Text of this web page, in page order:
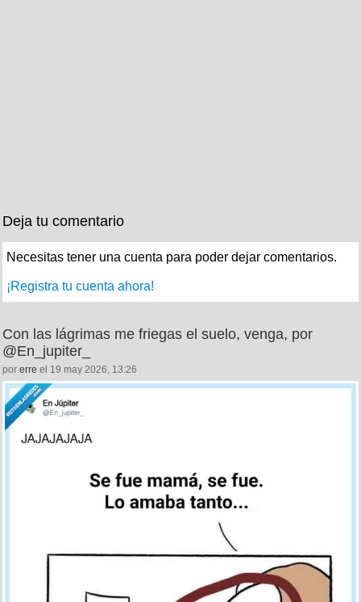
Deja tu comentario
Necesitas tener una cuenta para poder dejar comentarios.
¡Registra tu cuenta ahora!
Con las lágrimas me friegas el suelo, venga, por
@En_jupiter_
por erre el 19 may 2026, 13:26